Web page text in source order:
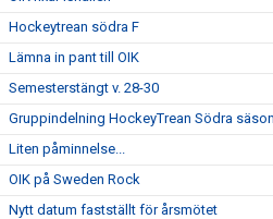
Hockeytrean södra F
Lämna in pant till OIK
Semesterstängt v. 28-30
Gruppindelning HockeyTrean Södra
Liten påminnelse...
OIK på Sweden Rock
Nytt datum fastställt för årsmötet